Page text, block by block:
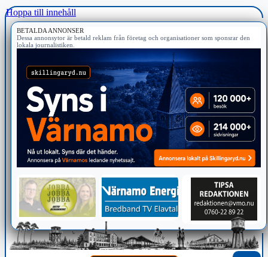
Hoppa till innehåll
BETALDA ANNONSER
Dessa annonsytor är betald reklam från företag och organisationer som sponsrar den
lokala journalistiken.